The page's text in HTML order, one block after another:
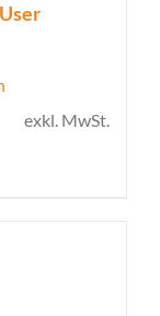
exkl. MwSt.